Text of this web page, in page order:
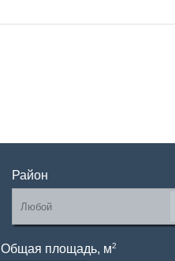
Район
Общая площадь, м2